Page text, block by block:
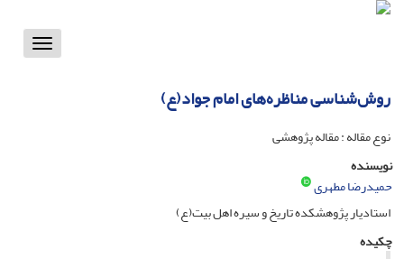
Toggle
روش‌شناسی مناظره‌های امام جواد(ع)
نوع مقاله : مقاله پژوهشی
نویسنده
حمیدرضا مطهری
استادیار پژوهشکده تاریخ و سیره اهل بیت(ع)
چکیده